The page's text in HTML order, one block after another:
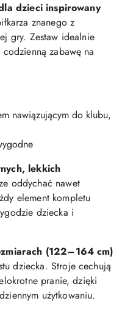
dzieci inspirowany
znanego z
gry. Zestaw idealnie
zabawę na
nawiązującym do klubu,
lekkich
oddychać nawet
element kompletu
dziecka i
(122–164 cm)
dziecka. Stroje cechują
pranie, dzięki
użytkowaniu.